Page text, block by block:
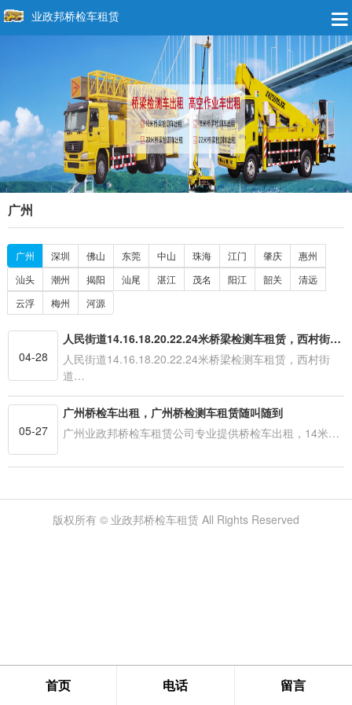
业政邦桥检车租赁
广州
广州 深圳 佛山 东莞 中山 珠海 江门 肇庆
惠州
汕头
潮州 揭阳 汕尾 湛江 茂名 阳江 韶关
清远
云浮
梅州 河源
04-28
人民街道14.16.18.20.22.24米桥梁检测车租赁，西村街道臂架式桁架式型号齐全桥梁检测车出租
人民街道14.16.18.20.22.24米桥梁检测车租赁，西村街
道…
05-27
广州桥检车出租，广州桥检测车租赁随叫随到
广州业政邦桥检车租赁公司专业提供桥检车出租，14米…
版权所有 © 业政邦桥检车租赁 All Rights Reserved
首页 电话 留言